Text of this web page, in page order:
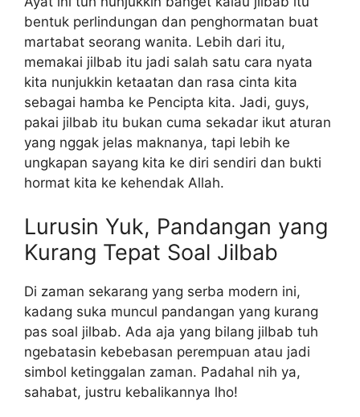
bentuk perlindungan dan penghormatan buat
martabat seorang wanita. Lebih dari itu,
memakai jilbab itu jadi salah satu cara nyata
kita nunjukkin ketaatan dan rasa cinta kita
sebagai hamba ke Pencipta kita. Jadi, guys,
pakai jilbab itu bukan cuma sekadar ikut aturan
yang nggak jelas maknanya, tapi lebih ke
ungkapan sayang kita ke diri sendiri dan bukti
hormat kita ke kehendak Allah.
Lurusin Yuk, Pandangan yang
Kurang Tepat Soal Jilbab
Di zaman sekarang yang serba modern ini,
kadang suka muncul pandangan yang kurang
pas soal jilbab. Ada aja yang bilang jilbab tuh
ngebatasin kebebasan perempuan atau jadi
simbol ketinggalan zaman. Padahal nih ya,
sahabat, justru kebalikannya lho!